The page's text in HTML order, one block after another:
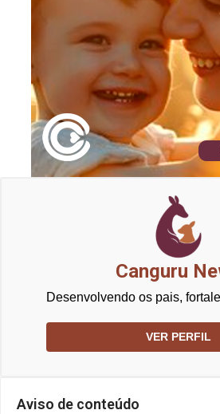
Canguru
Desenvolvendo os pais,
VER PERFIL
Aviso de conteúdo